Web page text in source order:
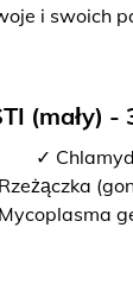
i swoich
(mały)
✓